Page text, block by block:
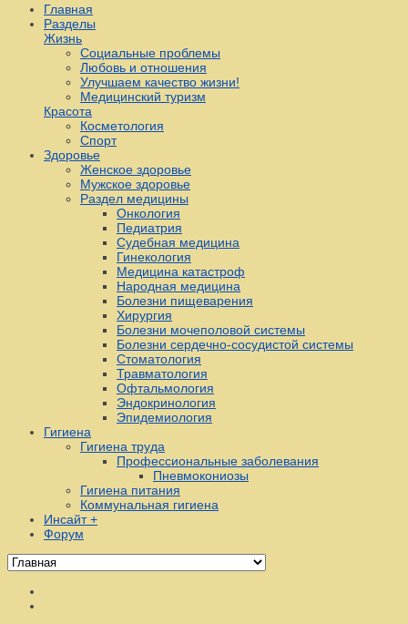
Главная
Разделы
Жизнь
Социальные проблемы
Любовь и отношения
Улучшаем качество жизни!
Медицинский туризм
Красота
Косметология
Спорт
Здоровье
Женское здоровье
Мужское здоровье
Раздел медицины
Онкология
Педиатрия
Судебная медицина
Гинекология
Медицина катастроф
Народная медицина
Болезни пищеварения
Хирургия
Болезни мочеполовой системы
Болезни сердечно-сосудистой системы
Стоматология
Травматология
Офтальмология
Эндокринология
Эпидемиология
Гигиена
Гигиена труда
Профессиональные заболевания
Пневмокониозы
Гигиена питания
Коммунальная гигиена
Инсайт +
Форум